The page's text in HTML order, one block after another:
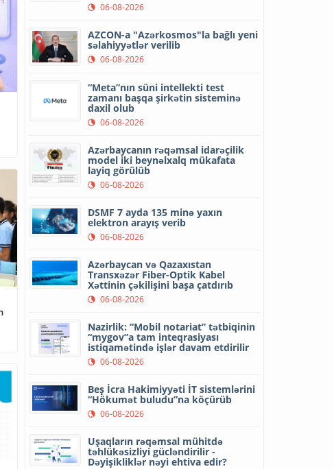
06-08-2026
AZCON-a "Azərkosmos"la bağlı yeni
səlahiyyətlər verilib
06-08-2026
“Meta”nın süni intellekti test
zamanı başqa şirkətin sisteminə
daxil olub
06-08-2026
Azərbaycanın rəqəmsal idarəçilik
model iki beynəlxalq mükafata
layiq görülüb
06-08-2026
DSMF 7 ayda 135 minə yaxın
elektron arayış verib
06-08-2026
Azərbaycan və Qazaxıstan
Transxəzər Fiber-Optik Kabel
Xəttinin çəkilişini başa çatdırıb
06-08-2026
Nazirlik: “Mobil notariat” tətbiqinin
“mygov”a tam inteqrasiyası
istiqamətində işlər davam etdirilir
06-08-2026
Beş İcra Hakimiyyəti İT sistemlərini
“Hökumət buludu”na köçürüb
06-08-2026
Uşaqların rəqəmsal mühitdə
təhlükəsizliyi gücləndirilir -
Dəyişikliklər nəyi ehtiva edir?